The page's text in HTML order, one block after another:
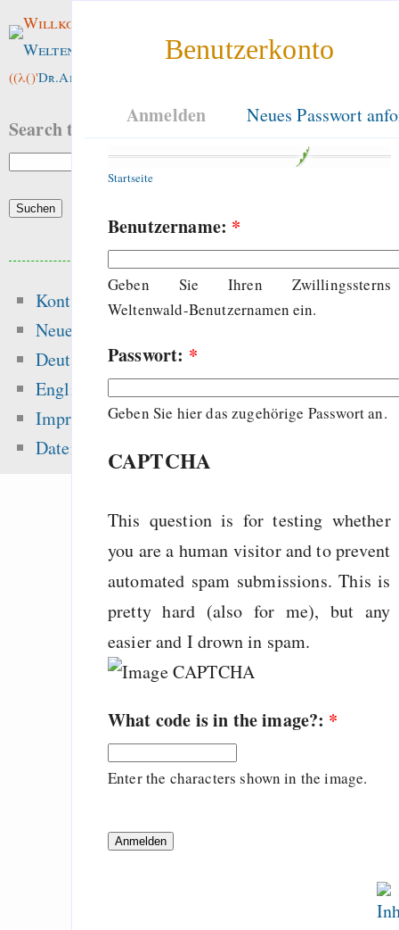
Benutzerkonto
Anmelden Neues Passwort
Startseite
Benutzername: *
Geben Sie Ihren Zwillingssterns
Weltenwald-Benutzernamen ein.
Passwort: *
Geben Sie hier das zugehörige Passwort an.
CAPTCHA
This question is for testing whether
you are a human visitor and to prevent
automated spam submissions. This is
pretty hard (also for me), but any
easier and I drown in spam.
What code is in the image?: *
Enter the characters shown in the image.
Willkommen im
Weltenwald
((λ()'Dr.ArneBab
Search this site:
Kontakt
Neue Inhalte
Deutsch
English
Impressum
Datenschutz
Beliebte Inhalte
Heute:
and the
noncommercial
fast 50% mehr
Musik aus
Strengths and
Creating nice
Comments
Draketo neu: Beiträge